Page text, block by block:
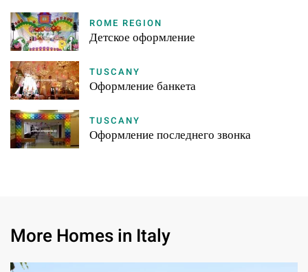
ROME REGION
Детское оформление
TUSCANY
Оформление банкета
TUSCANY
Оформление последнего звонка
More Homes in Italy